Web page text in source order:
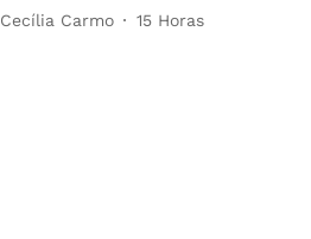
Cecília Carmo 15 Horas